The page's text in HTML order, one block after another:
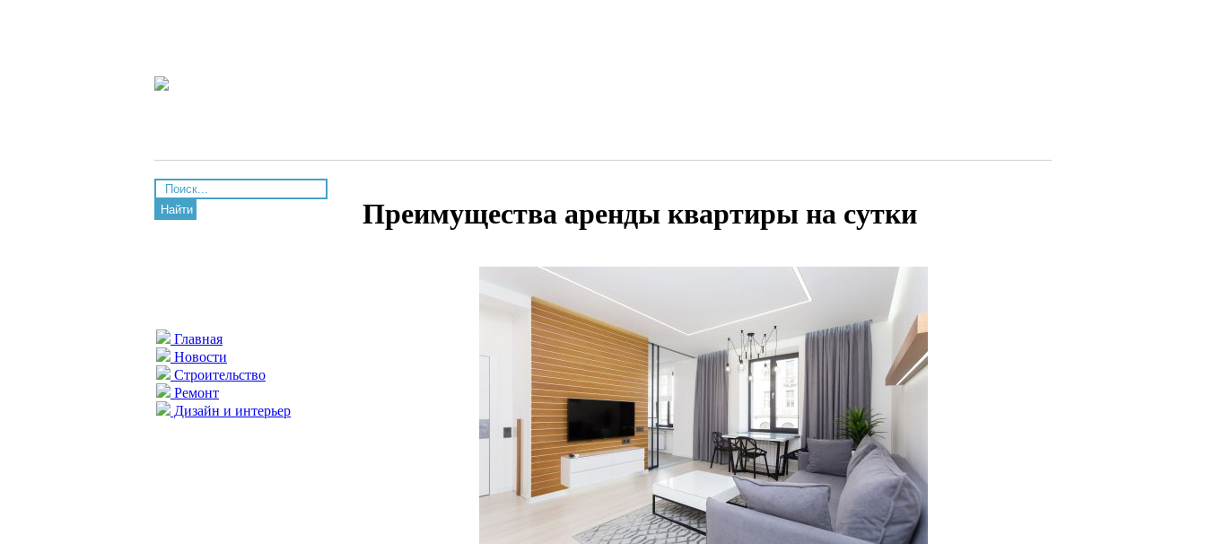
Найти
Главная
Новости
Строительство
Ремонт
Дизайн и интерьер
Преимущества аренды квартиры на сутки